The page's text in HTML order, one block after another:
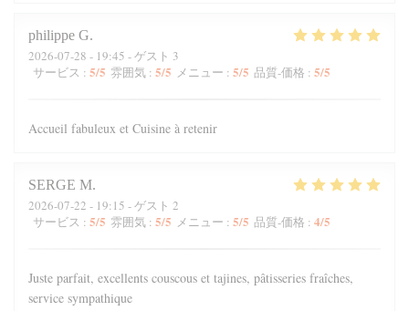
philippe G
2026-07-28 - 19:45 - ゲスト 3
サービス : 5/5 雰囲気 : 5/5 メニュー : 5/5 品質-価格 : 5/5
Accueil fabuleux et Cuisine à retenir
SERGE M
2026-07-22 - 19:15 - ゲスト 2
サービス : 5/5 雰囲気 : 5/5 メニュー : 5/5 品質-価格 : 4/5
Juste parfait, excellents couscous et tajines, pâtisseries fraîches,
service sympathique